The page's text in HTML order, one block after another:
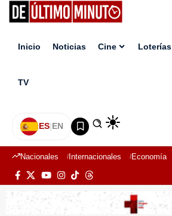
Inicio Noticias Cine Loterías
TV
ES|EN
Nacionales Internacionales Economía